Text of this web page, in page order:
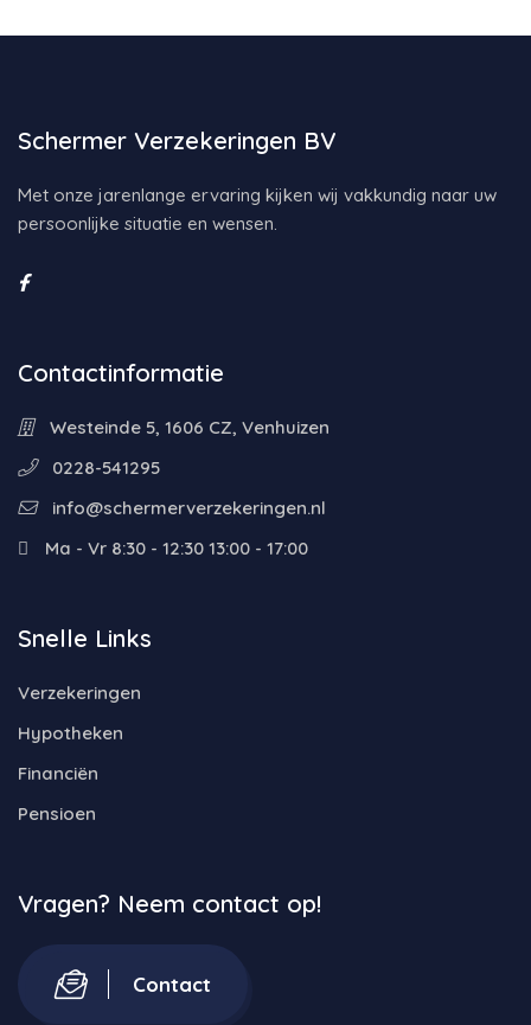
Schermer Verzekeringen BV
Met onze jarenlange ervaring kijken wij vakkundig naar uw
persoonlijke situatie en wensen.
Contactinformatie
Westeinde 5, 1606 CZ, Venhuizen
0228-541295
info@schermerverzekeringen.nl
Ma - Vr 8:30 - 12:30 13:00 - 17:00
Snelle Links
Verzekeringen
Hypotheken
Financiën
Pensioen
Vragen? Neem contact op!
Contact